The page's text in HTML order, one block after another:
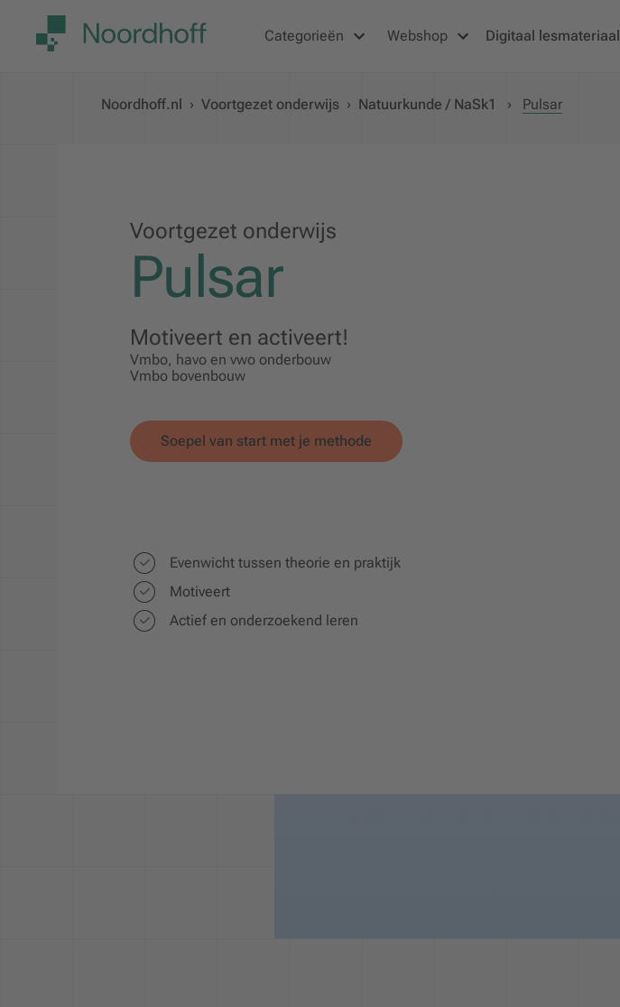
Categorieën Webshop Digitaal lesmateriaal
Noordhoff.nl › Voortgezet onderwijs › Natuurkunde / NaSk1 › Pulsar
Voortgezet onderwijs
Pulsar
Motiveert en activeert!
Vmbo, havo en vwo onderbouw
Vmbo bovenbouw
Soepel van start met je methode
Evenwicht tussen theorie en praktijk
Motiveert
Actief en onderzoekend leren